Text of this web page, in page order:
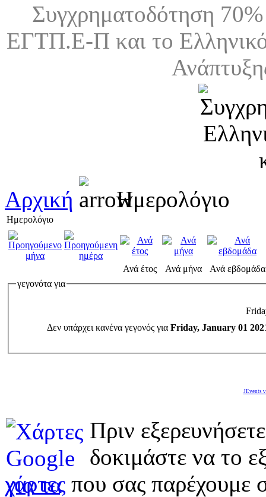
Συγχρηματοδότηση
ΕΓΤΠ.Ε-Π και το
Αρχική Ημερολόγιο
Ημερολόγιο
Ανά έτος Ανά μήνα
Ανά εβδομάδα
γεγονότα για
Δεν υπάρχει κανένα γεγονός για Friday, January 01
JEvents
Πριν
δοκιμάστε να το
χάρτες που σας παρέχουμε